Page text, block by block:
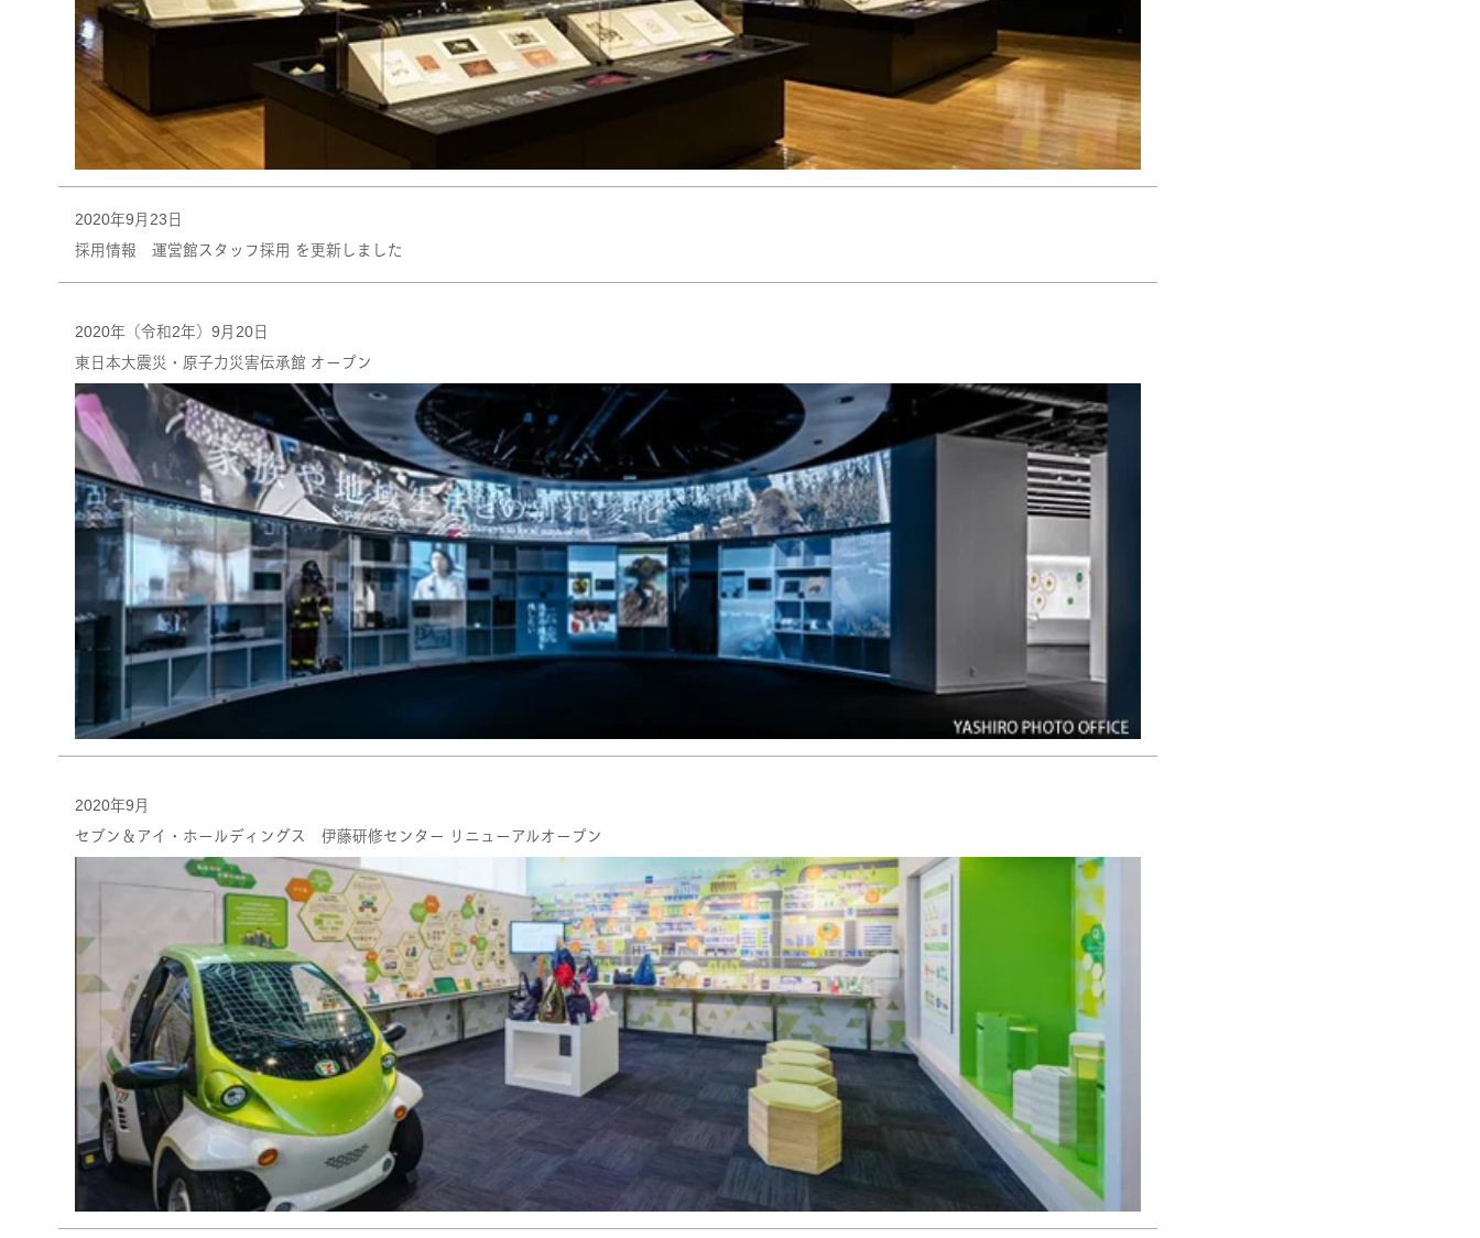
2020年9月23日
採用情報 運営館スタッフ採用 を更新しました
2020年（令和2年）9月20日
東日本大震災・原子力災害伝承館 オープン
2020年9月
セブン＆アイ・ホールディングス 伊藤研修センター リニューアルオープン